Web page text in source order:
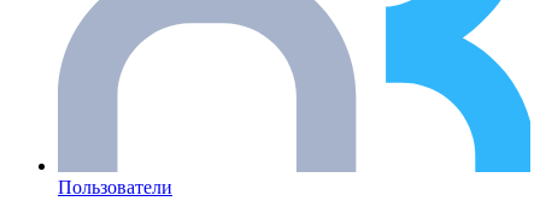
Пользователи